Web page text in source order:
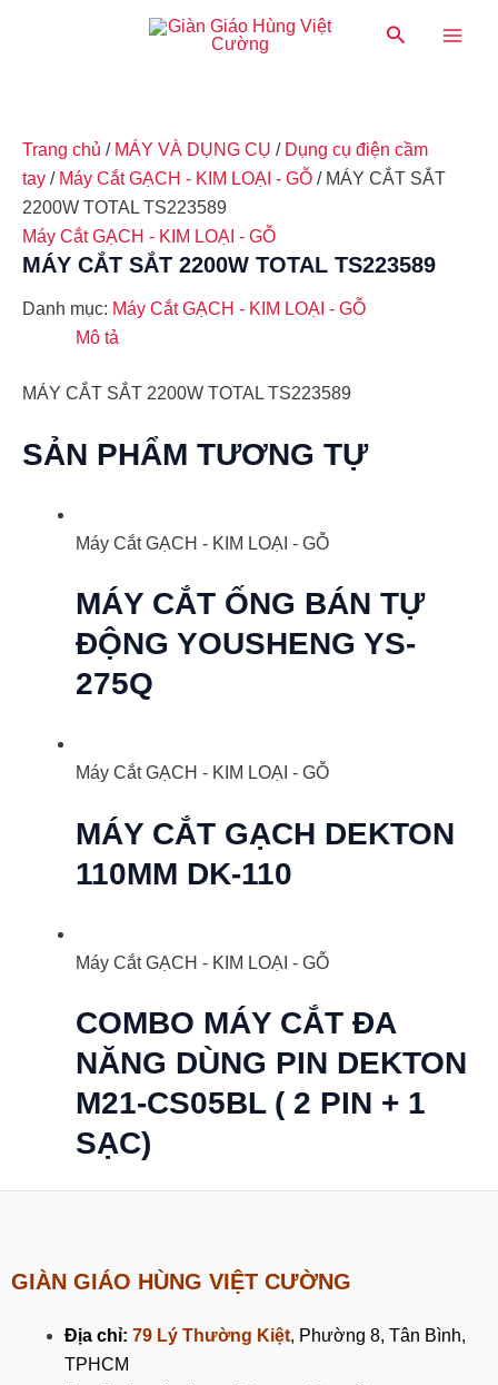
Tìm
Main
Trang chủ / MÁY VÀ DỤNG CỤ / Dụng cụ điện cầm
tay / Máy Cắt GẠCH - KIM LOẠI - GỖ / MÁY CẮT SẮT
2200W TOTAL TS223589
Máy Cắt GẠCH - KIM LOẠI - GỖ
MÁY CẮT SẮT 2200W TOTAL TS223589
Danh mục: Máy Cắt GẠCH - KIM LOẠI - GỖ
Mô tả
MÁY CẮT SẮT 2200W TOTAL TS223589
SẢN PHẨM TƯƠNG TỰ
Máy Cắt GẠCH - KIM LOẠI - GỖ
MÁY CẮT ỐNG BÁN TỰ
ĐỘNG YOUSHENG YS-
275Q
Máy Cắt GẠCH - KIM LOẠI - GỖ
MÁY CẮT GẠCH DEKTON
110MM DK-110
Máy Cắt GẠCH - KIM LOẠI - GỖ
COMBO MÁY CẮT ĐA
NĂNG DÙNG PIN DEKTON
M21-CS05BL ( 2 PIN + 1
SẠC)
GIÀN GIÁO HÙNG VIỆT CƯỜNG
Địa chỉ: 79 Lý Thường Kiệt, Phường 8, Tân Bình,
TPHCM